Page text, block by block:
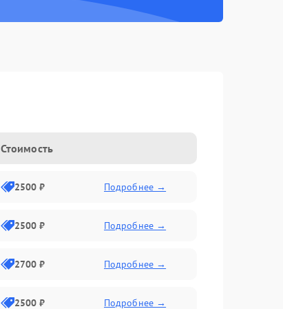
Стоимость
2500 ₽ Подробнее →
2500 ₽ Подробнее →
2700 ₽ Подробнее →
2500 ₽ Подробнее →